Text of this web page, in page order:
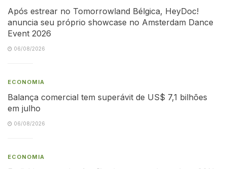
Após estrear no Tomorrowland Bélgica, HeyDoc!
anuncia seu próprio showcase no Amsterdam Dance
Event 2026
06/08/2026
ECONOMIA
Balança comercial tem superávit de US$ 7,1 bilhões
em julho
06/08/2026
ECONOMIA